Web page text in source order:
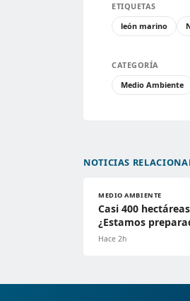
ETIQUETAS
león marino
CATEGORÍA
Medio Ambiente
NOTICIAS
MEDIO AMBIENTE
Casi 400
¿Estamos
Hace 2h